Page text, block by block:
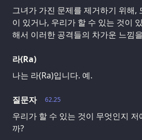
그녀가 가진 문제를 제거하기 위해,
이 있거나, 우리가 할 수 있는 것이
해서 이러한 공격들의 차가운 느낌
라(Ra)
나는 라(Ra)입니다. 예.
62.25
질문자
우리가 할 수 있는 것이 무엇인지
까?